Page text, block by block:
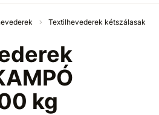
Textilhevederek kétszálasak
kg